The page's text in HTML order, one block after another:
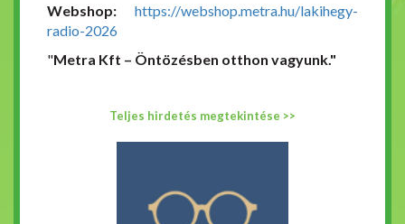
Webshop: https://webshop.metra.hu/lakihegy-
radio-2026
"Metra Kft – Öntözésben otthon vagyunk."
Teljes hirdetés megtekintése >>